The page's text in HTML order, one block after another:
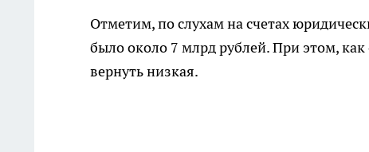
Отметим, по слухам на счетах
было около 7 млрд рублей. При этом, как
вернуть низкая.